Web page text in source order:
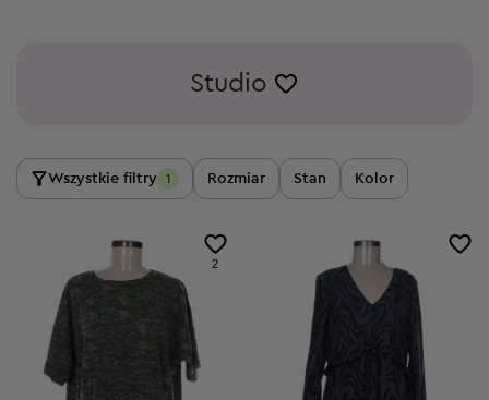
Studio
Wszystkie filtry 1 Rozmiar Stan Kolor
2